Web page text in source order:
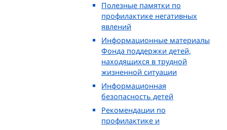
Полезные памятки по
профилактике негативных
явлений
Информационные материалы
Фонда поддержки детей,
находящихся в трудной
жизненной ситуации
Информационная
безопасность детей
Рекомендации по
профилактике и